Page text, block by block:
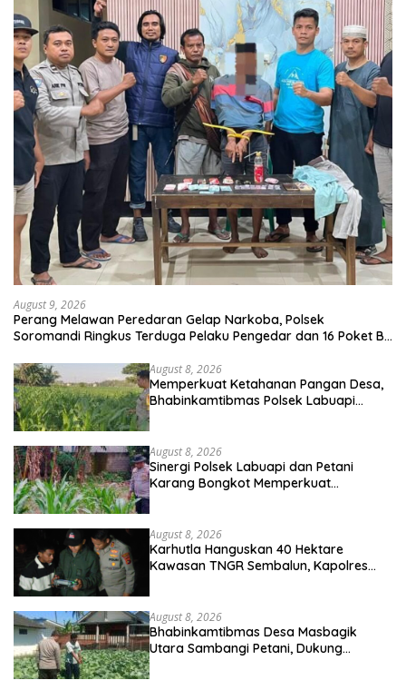
August 9, 2026
Perang Melawan Peredaran Gelap Narkoba, Polsek
Soromandi Ringkus Terduga Pelaku Pengedar dan 16 Poket BB
August 8, 2026
Memperkuat Ketahanan Pangan Desa,
Bhabinkamtibmas Polsek Labuapi
August 8, 2026
Sinergi Polsek Labuapi dan Petani
Karang Bongkot Memperkuat
August 8, 2026
Karhutla Hanguskan 40 Hektare
Kawasan TNGR Sembalun, Kapolres
August 8, 2026
Bhabinkamtibmas Desa Masbagik
Utara Sambangi Petani, Dukung